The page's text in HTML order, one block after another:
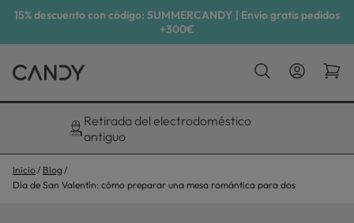
15% descuento con código: SUMMERCANDY | Envío gratis pedidos
+300€
Descuento exclusivo del 10%
Inicio
Blog
Día de San Valentín: cómo preparar una mesa romántica para dos